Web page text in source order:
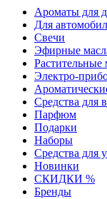
Ароматы для
Для
Свечи
Эфирные
Растительные
Электро-
Средства для
Парфюм
Подарки
Наборы
Средства для
Новинки
СКИДКИ %
Бренды